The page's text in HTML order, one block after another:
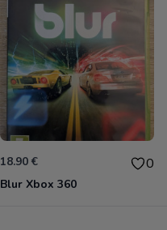
18.90 € 0
Blur Xbox 360